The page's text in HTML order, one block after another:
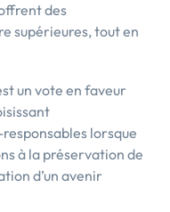
des
supérieures, tout en
un vote en faveur
lorsque
à la préservation de
d’un avenir